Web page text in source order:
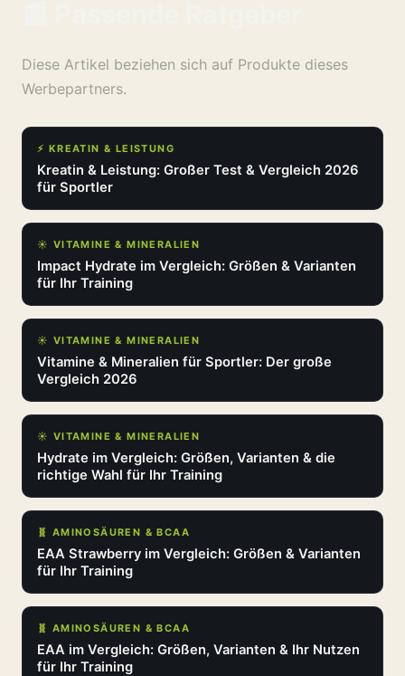
Diese Artikel beziehen sich auf Produkte dieses
Werbepartners.
⚡ KREATIN & LEISTUNG
Kreatin & Leistung: Großer Test & Vergleich 2026
für Sportler
☀️ VITAMINE & MINERALIEN
Impact Hydrate im Vergleich: Größen & Varianten
für Ihr Training
☀️ VITAMINE & MINERALIEN
Vitamine & Mineralien für Sportler: Der große
Vergleich 2026
☀️ VITAMINE & MINERALIEN
Hydrate im Vergleich: Größen, Varianten & die
richtige Wahl für Ihr Training
🧬 AMINOSÄUREN & BCAA
EAA Strawberry im Vergleich: Größen & Varianten
für Ihr Training
🧬 AMINOSÄUREN & BCAA
EAA im Vergleich: Größen, Varianten & Ihr Nutzen
für Ihr Training